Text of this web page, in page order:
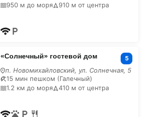
950 м до моря
910 м от центра
«Солнечный» гостевой дом 5
п. Новомихайловский, ул. Солнечная, 5
15 мин пешком (Галечный)
1.2 км до моря
410 м от центра